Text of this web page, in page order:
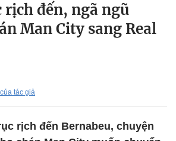
rịch đến, ngã ngũ
Man City sang Real
tác giả
rịch đến Bernabeu, chuyện